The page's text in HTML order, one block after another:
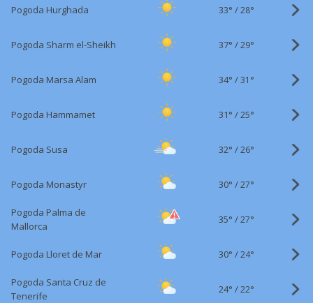
Pogoda Hurghada 33° /28°
Pogoda Sharm el-Sheikh 37° /29°
Pogoda Marsa Alam 34° /31°
Pogoda Hammamet 31° /25°
Pogoda Susa 32° /26°
Pogoda Monastyr 30° /27°
Pogoda Palma de
Mallorca
35° /27°
Pogoda Lloret de Mar 30° /24°
Pogoda Santa Cruz de
Tenerife
24° /22°